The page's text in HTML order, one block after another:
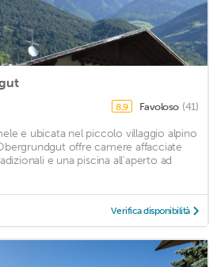
8,9 Favoloso (41)
e ubicata nel piccolo villaggio alpino
offre camere affacciate
e una piscina all'aperto ad
Verifica disponibilità